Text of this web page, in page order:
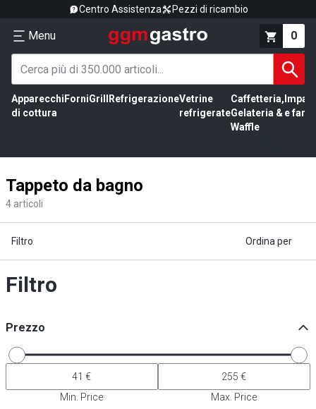
Centro Assistenza Pezzi di ricambio
Menu 0
Apparecchi
di cottura
ForniGrill RefrigerazioneVetrine
refrigerate
Caffetteria,
Gelateria &
Waffle
e
Tappeto da bagno
4 articoli
Filtro Ordina per
Filtro
Prezzo
Min. Price Max. Price